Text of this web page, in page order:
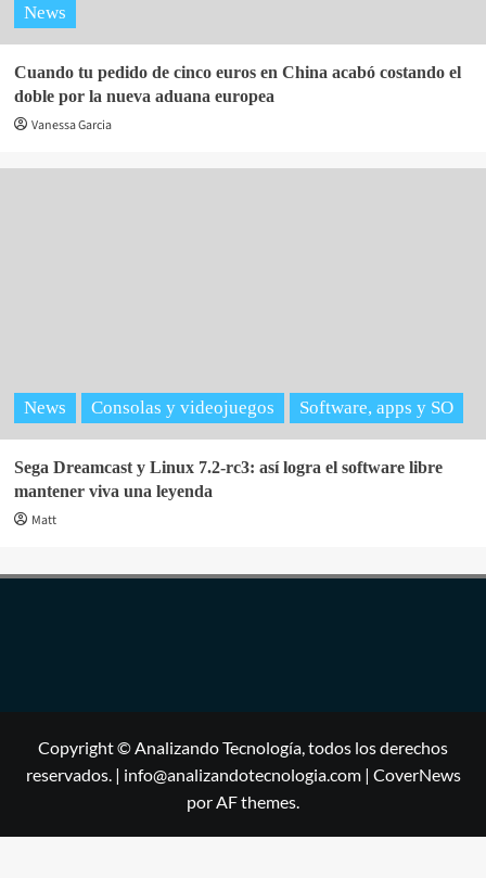
News
Cuando tu pedido de cinco euros en China acabó costando el
doble por la nueva aduana europea
Vanessa Garcia
News Consolas y videojuegos Software, apps y SO
Sega Dreamcast y Linux 7.2-rc3: así logra el software libre
mantener viva una leyenda
Matt
Copyright © Analizando Tecnología, todos los derechos
reservados. | info@analizandotecnologia.com | CoverNews
por AF themes.